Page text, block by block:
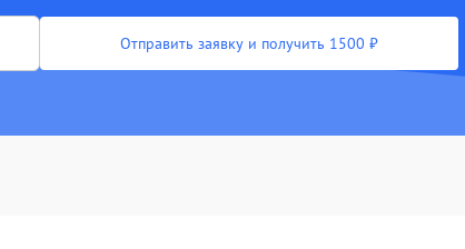
Отправить заявку и получить 1500 ₽